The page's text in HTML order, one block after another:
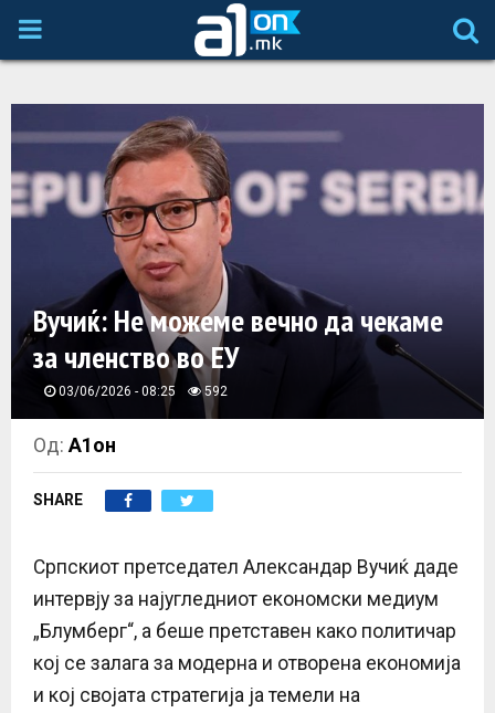
P
I
M
R
M
E
N
Вучиќ: Не можеме вечно да чекаме
за членство во ЕУ
03/06/2026 - 08:25 592
Од:А1он
SHARE
Српскиот претседател Александар Вучиќ даде
интервју за најугледниот економски медиум
„Блумберг“, а беше претставен како политичар
кој се залага за модерна и отворена економија
и кој својата стратегија ја темели на